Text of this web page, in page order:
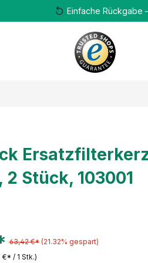
Einfache Rückgabe
2 Stück, 103001
63,42 €* (21.32% gespart)
€* / 1 Stk.)